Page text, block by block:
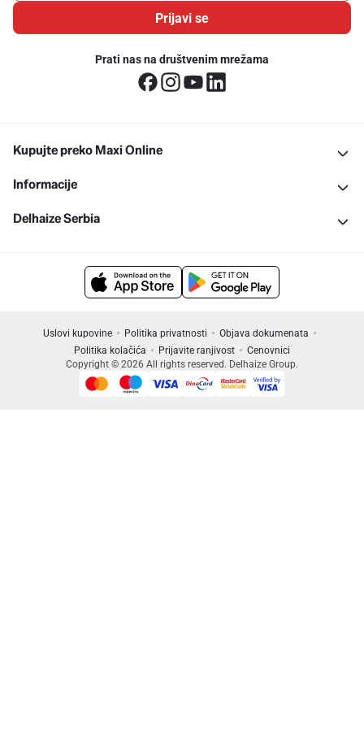
Prijavi se
Prati nas na društvenim mrežama
Kupujte preko Maxi Online
Informacije
Delhaize Serbia
Uslovi kupovine Politika privatnosti
Objava dokumenata
Politika kolačića
Prijavite ranjivost
Cenovnici
Copyright © 2026 All rights reserved. Delhaize Group.